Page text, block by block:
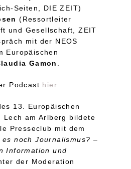
Seiten, DIE ZEIT)
(Ressortleiter
und Gesellschaft, ZEIT
mit der NEOS
Europäischen
Gamon
Podcast hier
13. Europäischen
Lech am Arlberg bildete
Presseclub mit dem
es noch Journalismus? –
Information und
der Moderation